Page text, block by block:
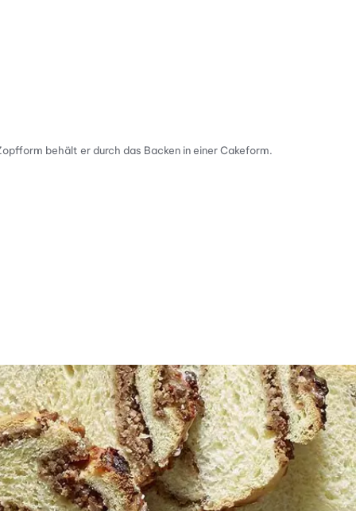
behält er durch das Backen in einer Cakeform.